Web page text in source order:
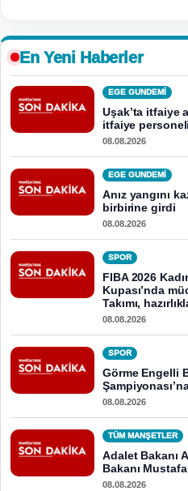
En Yeni Haberler
EGE GUNDEMİ
Uşak’ta itfaiye
itfaiye
08.08.2026
EGE GUNDEMİ
Anız yangını
birbirine girdi
08.08.2026
SPOR
FIBA 2026
Kupası’nda
Takımı,
08.08.2026
SPOR
Görme Engelli
08.08.2026
TÜM MANŞETLER
Adalet Bakanı
Bakanı
08.08.2026